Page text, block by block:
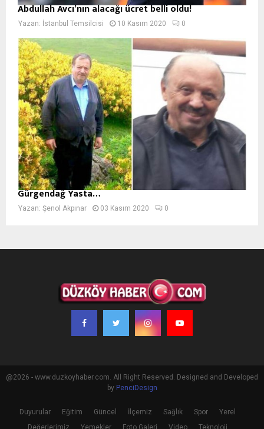
Abdullah Avcı’nın alacağı ücret belli oldu!
Yazan: İstanbul Temsilcisi 10 Kasım 2020 0
Gürgendağ Yasta…
Yazan: Şenol Akpınar 03 Kasım 2020 0
@2026 - www.duzkoyhaber.com. All Right Reserved. Designed and Developed
by PenciDesign
Duyurular Eğitim Güncel İlçemiz Sağlık Spor
Yerel
Değerlerimiz
Yemekler Foto Galeri Video Teknoloji